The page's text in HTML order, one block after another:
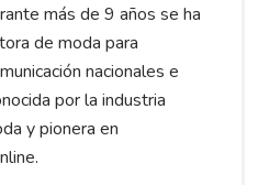
más de 9 años se ha
de moda para
nacionales e
por la industria
y pionera en